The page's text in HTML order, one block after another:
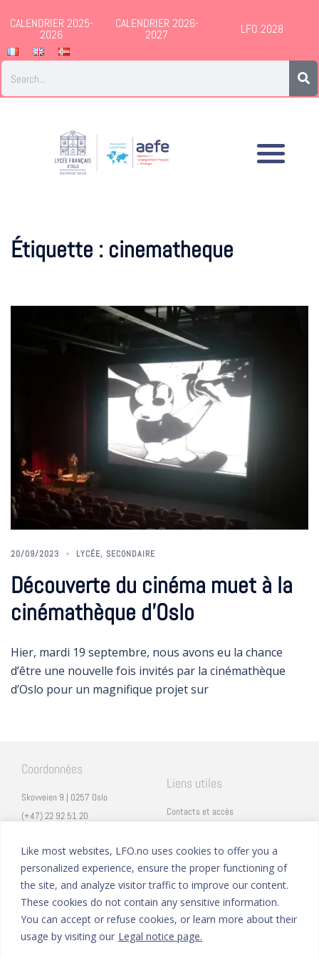
Like most websites, LFO.no uses cookies to offer you a
personalized experience, ensure the proper functioning of
the site, and analyze visitor traffic to improve our content.
These cookies do not contain any sensitive information.
You can accept or refuse cookies, or learn more about their
usage by visiting our Legal notice page.
CALENDRIER 2025-
2026
CALENDRIER 2026-
2027 LFO 2028
Étiquette : cinematheque
20/09/2023 LYCÉE, SECONDAIRE
Découverte du cinéma muet à la
cinémathèque d’Oslo
Hier, mardi 19 septembre, nous avons eu la chance
d’être une nouvelle fois invités par la cinémathèque
d’Oslo pour un magnifique projet sur
Coordonnées
Skovveien 9 | 0257 Oslo
(+47) 22 92 51 20
Vulkan 11 | 0178 Oslo
Liens utiles
Contacts et accès
Mentions légales
Eduka
ProNote
Suivez nous Nous formons sur